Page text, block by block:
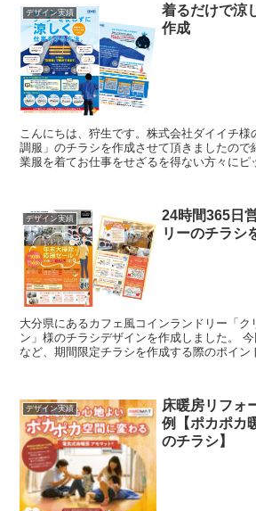
デザイン実績
着るだけで涼
作成
こんにちは、狩生です。株式会社ダイイチ様
調服」のチラシを作成させて頂きましたので
業服を着てお仕事をせざるを得ない方々にピ
デザイン実績
24時間365日
リーのチラシ
大分県にあるカフェ風コインランドリー「ク
ン」様のチラシデザインを作成しました。 今回者セールやイベント
など、期間限定チラシを作成する際のポイン
デザイン実績
床暖房リフォ
例【ポカポカ
のチラシ】